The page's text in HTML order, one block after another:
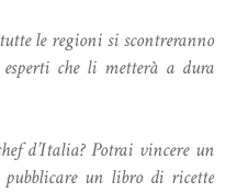
le regioni si scontreranno
che li metterà a dura
d’Italia? Potrai vincere un
un libro di ricette